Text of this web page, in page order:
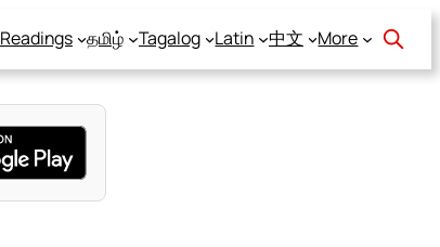
Readings தமிழ் Tagalog Latin 中文 More